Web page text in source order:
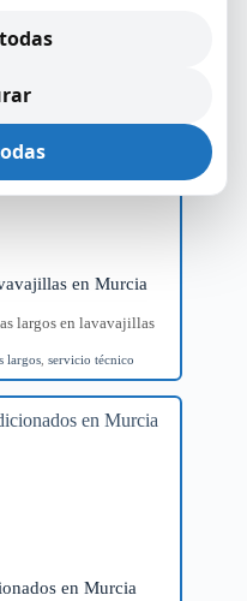
Teka, sus causas
en Murcia
largos en lavavajillas
largos servicio técnico
en Murcia